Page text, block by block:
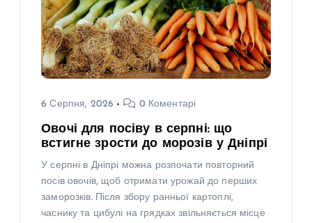
6 Серпня, 2026 0 Коментарі
Овочі для посіву в серпні: що
встигне зрости до морозів у Дніпрі
У серпні в Дніпрі можна розпочати повторний
посів овочів, щоб отримати урожай до перших
заморозків. Після збору ранньої картоплі,
часнику та цибулі на грядках звільняється місце